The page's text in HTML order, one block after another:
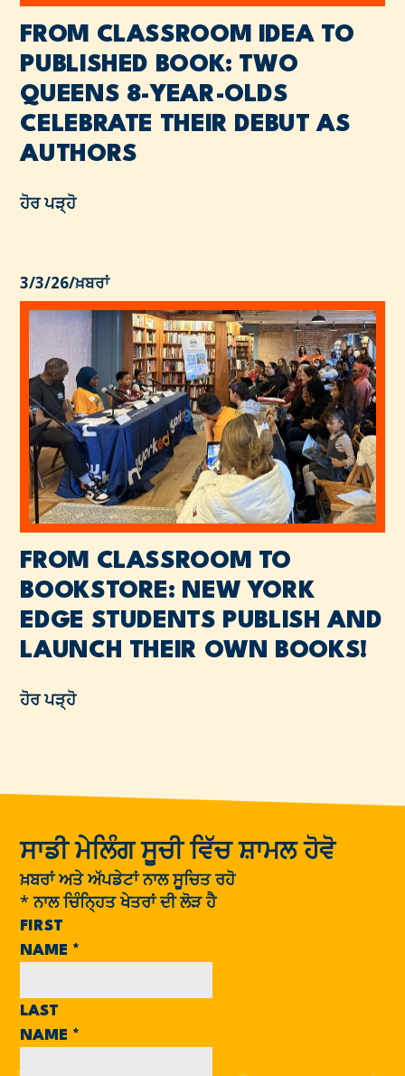
FROM CLASSROOM IDEA TO
PUBLISHED BOOK: TWO
QUEENS 8-YEAR-OLDS
CELEBRATE THEIR DEBUT AS
AUTHORS
ਹੋਰ ਪੜ੍ਹੋ
3/3/26/ਖ਼ਬਰਾਂ
FROM CLASSROOM TO
BOOKSTORE: NEW YORK
EDGE STUDENTS PUBLISH AND
LAUNCH THEIR OWN BOOKS!
ਹੋਰ ਪੜ੍ਹੋ
ਸਾਡੀ ਮੇਲਿੰਗ ਸੂਚੀ ਵਿੱਚ ਸ਼ਾਮਲ ਹੋਵੋ
ਖ਼ਬਰਾਂ ਅਤੇ ਅੱਪਡੇਟਾਂ ਨਾਲ ਸੂਚਿਤ ਰਹੋ
* ਨਾਲ ਚਿੰਨ੍ਹਿਤ ਖੇਤਰਾਂ ਦੀ ਲੋੜ ਹੈ
FIRST
NAME *
LAST
NAME *